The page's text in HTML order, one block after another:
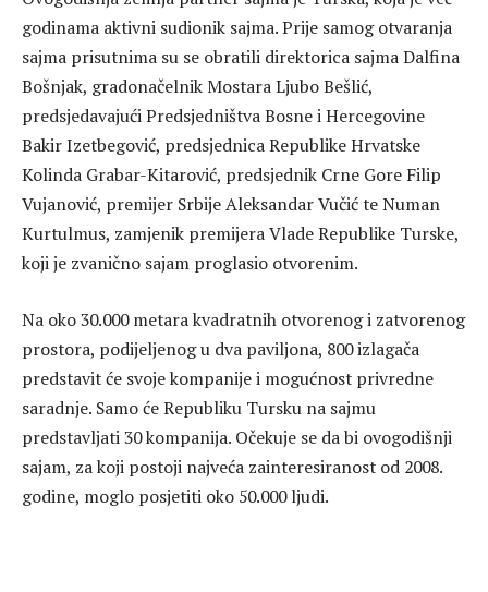
godinama aktivni sudionik sajma. Prije samog otvaranja
sajma prisutnima su se obratili direktorica sajma Dalfina
Bošnjak, gradonačelnik Mostara Ljubo Bešlić,
predsjedavajući Predsjedništva Bosne i Hercegovine
Bakir Izetbegović, predsjednica Republike Hrvatske
Kolinda Grabar-Kitarović, predsjednik Crne Gore Filip
Vujanović, premijer Srbije Aleksandar Vučić te Numan
Kurtulmus, zamjenik premijera Vlade Republike Turske,
koji je zvanično sajam proglasio otvorenim.
Na oko 30.000 metara kvadratnih otvorenog i zatvorenog
prostora, podijeljenog u dva paviljona, 800 izlagača
predstavit će svoje kompanije i mogućnost privredne
saradnje. Samo će Republiku Tursku na sajmu
predstavljati 30 kompanija. Očekuje se da bi ovogodišnji
sajam, za koji postoji najveća zainteresiranost od 2008.
godine, moglo posjetiti oko 50.000 ljudi.